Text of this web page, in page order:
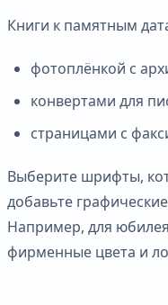
Книги к памятным
фотоплёнкой с
конвертами для
страницами с
Выберите шрифты,
добавьте
Например, для
фирменные цвета и